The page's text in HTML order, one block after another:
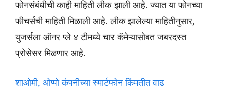
फोनसंबंधीची काही माहिती लीक झाली आहे. ज्यात या फोनच्या
फीचर्सची माहिती मिळाली आहे. लीक झालेल्या माहितीनुसार,
युजर्सला ऑनर प्ले ४ टीमध्ये चार कॅमेऱ्यासोबत जबरदस्त
प्रोसेसर मिळणार आहे.
शाओमी, ओप्पो कंपनीच्या स्मार्टफोन किंमतीत वाढ